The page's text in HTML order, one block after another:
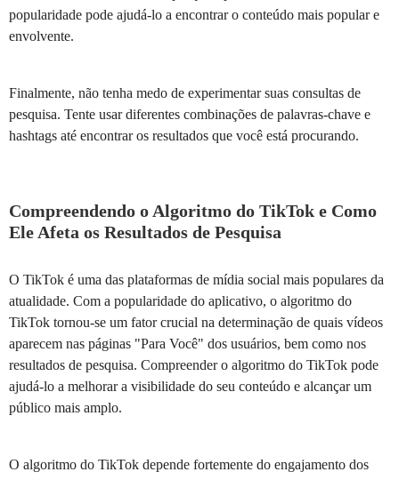
popularidade pode ajudá-lo a encontrar o conteúdo mais popular e
envolvente.
Finalmente, não tenha medo de experimentar suas consultas de
pesquisa. Tente usar diferentes combinações de palavras-chave e
hashtags até encontrar os resultados que você está procurando.
Compreendendo o Algoritmo do TikTok e Como
Ele Afeta os Resultados de Pesquisa
O TikTok é uma das plataformas de mídia social mais populares da
atualidade. Com a popularidade do aplicativo, o algoritmo do
TikTok tornou-se um fator crucial na determinação de quais vídeos
aparecem nas páginas "Para Você" dos usuários, bem como nos
resultados de pesquisa. Compreender o algoritmo do TikTok pode
ajudá-lo a melhorar a visibilidade do seu conteúdo e alcançar um
público mais amplo.
O algoritmo do TikTok depende fortemente do engajamento dos